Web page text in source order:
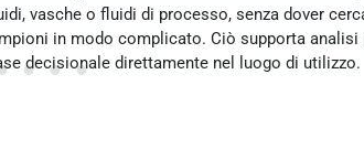
vasche o fluidi di processo, senza dover
in modo complicato. Ciò supporta analisi
decisionale direttamente nel luogo di utilizzo.